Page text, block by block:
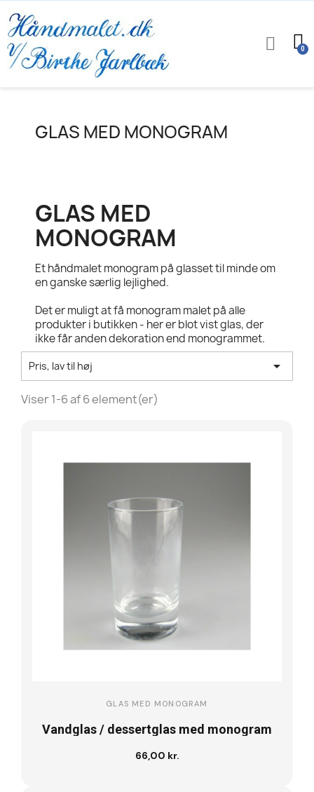
GLAS MED MONOGRAM
GLAS MED
MONOGRAM
Et håndmalet monogram på glasset til minde om
en ganske særlig lejlighed.
Det er muligt at få monogram malet på alle
produkter i butikken - her er blot vist glas, der
ikke får anden dekoration end monogrammet.
Pris, lav til høj 
Viser 1-6 af 6 element(er)
GLAS MED MONOGRAM
Vandglas / dessertglas med monogram
66,00 kr.
Læg i kurv